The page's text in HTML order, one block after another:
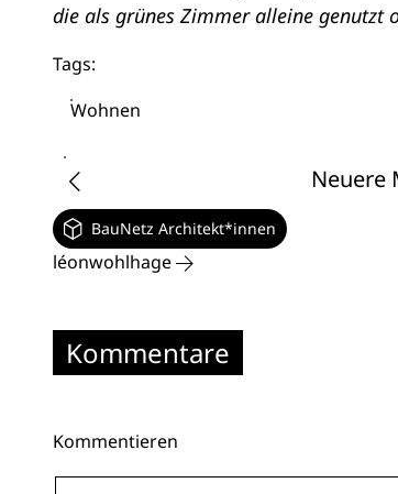
die als grünes Zimmer alleine genutzt
Tags:
Wohnen
Neuere
BauNetz Architekt*innen
léonwohlhage
Kommentare
Kommentieren